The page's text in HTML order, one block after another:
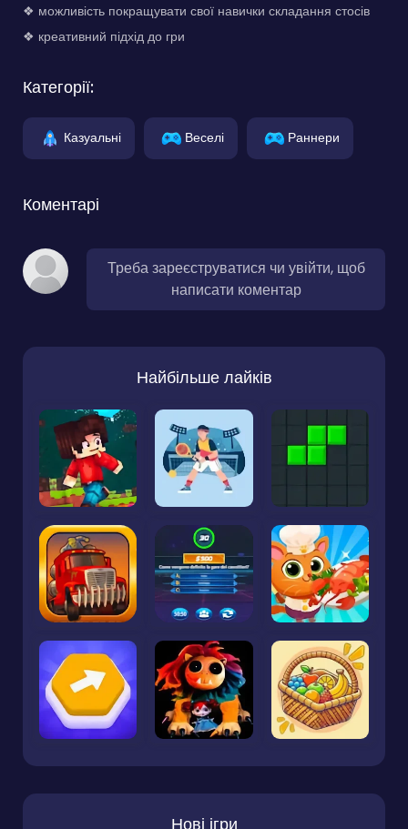
❖ можливість покращувати свої навички складання стосів
❖ креативний підхід до гри
Категорії:
Казуальні Веселі Раннери
Коментарі
Треба зареєструватися чи увійти, щоб
написати коментар
Найбільше лайків
Нові ігри